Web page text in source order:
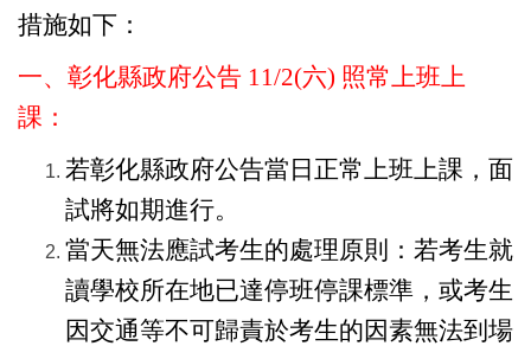
措施如下：
一、彰化縣政府公告 11/2(六) 照常上班上
課：
若彰化縣政府公告當日正常上班上課，面
試將如期進行。
當天無法應試考生的處理原則：若考生就
讀學校所在地已達停班停課標準，或考生
因交通等不可歸責於考生的因素無法到場